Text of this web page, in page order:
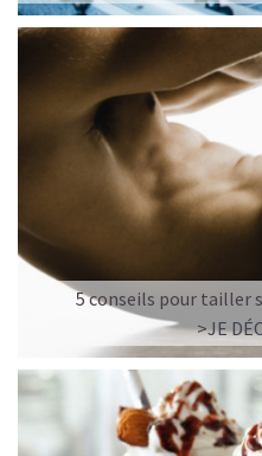
5 conseils pour tailler
>JE